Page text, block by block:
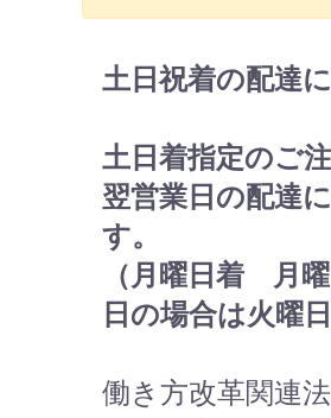
土日祝着の配達
土日着指定のご注
翌営業日の配達
す。
（月曜日着 月
日の場合は火曜日
働き方改革関連